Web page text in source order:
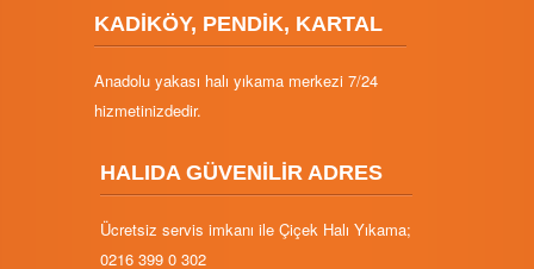
KADİKÖY, PENDİK, KARTAL
Anadolu yakası halı yıkama merkezi 7/24
hizmetinizdedir.
HALIDA GÜVENİLİR ADRES
Ücretsiz servis imkanı ile Çiçek Halı Yıkama;
0216 399 0 302